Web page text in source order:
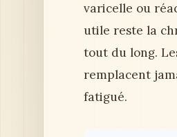
varicelle ou
utile reste la
tout du long.
remplacent
fatigué.